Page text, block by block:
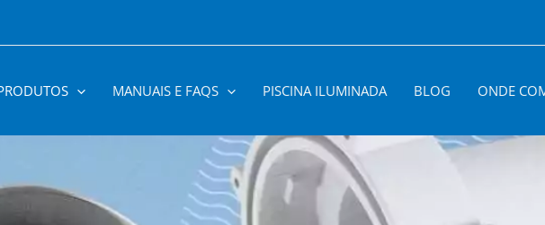
MANUAIS E FAQS PISCINA ILUMINADA BLOG ONDE